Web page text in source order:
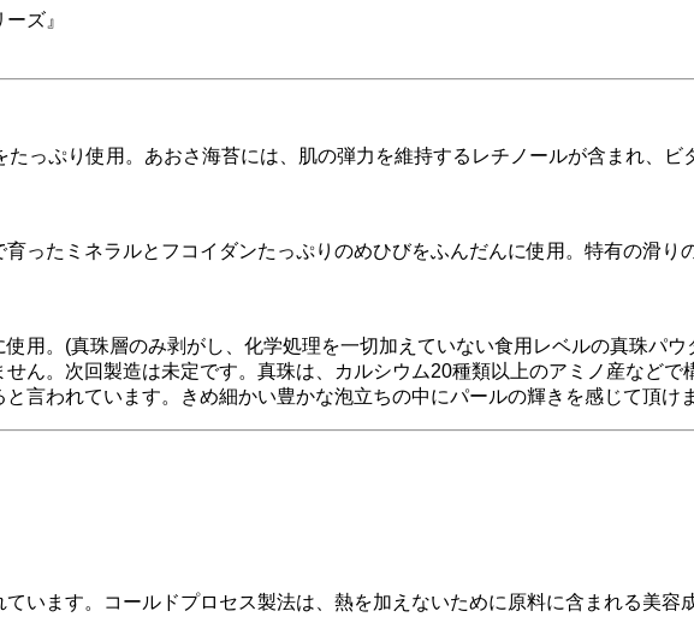
ズ』
っぷり使用。あおさ海苔には、肌の弾力を維持するレチノールが含まれ、
ったミネラルとフコイダンたっぷりのめひびをふんだんに使用。特有の滑り
用。(真珠層のみ剥がし、化学処理を一切加えていない食用レベルの真珠パウ
ん。次回製造は未定です。真珠は、カルシウム20種類以上のアミノ産などで
言われています。きめ細かい豊かな泡立ちの中にパールの輝きを感じて頂けま
います。コールドプロセス製法は、熱を加えないために原料に含まれる美容